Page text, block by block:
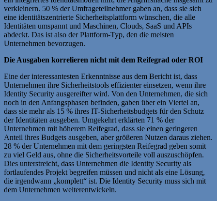
verkleinern. 50 % der Umfrageteilnehmer gaben an, dass sie sich
eine identitätszentrierte Sicherheitsplattform wünschen, die alle
Identitäten umspannt und Maschinen, Clouds, SaaS und APIs
abdeckt. Das ist also der Plattform-Typ, den die meisten
Unternehmen bevorzugen.
Die Ausgaben korrelieren nicht mit dem Reifegrad oder ROI
Eine der interessantesten Erkenntnisse aus dem Bericht ist, dass
Unternehmen ihre Sicherheitstools effizienter einsetzen, wenn ihre
Identity Security ausgereifter wird. Von den Unternehmen, die sich
noch in den Anfangsphasen befinden, gaben über ein Viertel an,
dass sie mehr als 15 % ihres IT-Sicherheitsbudgets für den Schutz
der Identitäten ausgeben. Umgekehrt erklärten 71 % der
Unternehmen mit höherem Reifegrad, dass sie einen geringeren
Anteil ihres Budgets ausgeben, aber größeren Nutzen daraus ziehen.
28 % der Unternehmen mit dem geringsten Reifegrad geben somit
zu viel Geld aus, ohne die Sicherheitsvorteile voll auszuschöpfen.
Dies unterstreicht, dass Unternehmen die Identity Security als
fortlaufendes Projekt begreifen müssen und nicht als eine Lösung,
die irgendwann „komplett“ ist. Die Identity Security muss sich mit
dem Unternehmen weiterentwickeln.